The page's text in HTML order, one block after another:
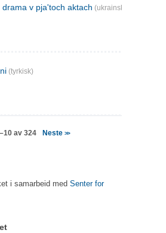
v pja'toch aktach (ukrainsk)
(tyrkisk)
av 324 Neste >>
i samarbeid med Senter for